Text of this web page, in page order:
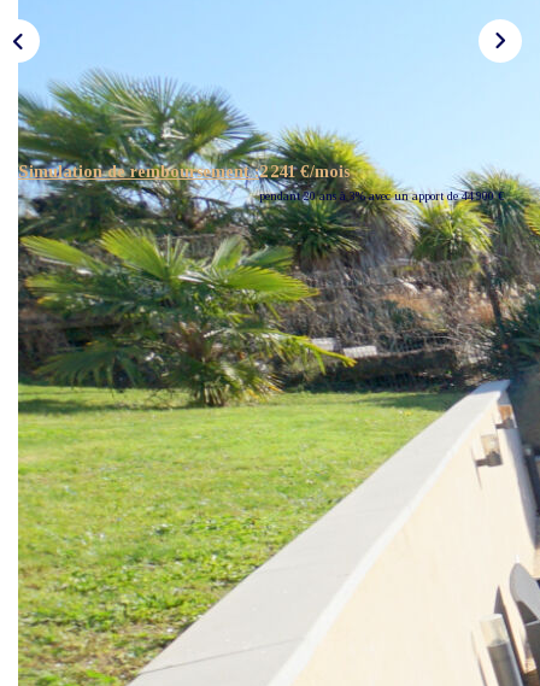
CONTACT
Simulation de remboursement :2 241 €/mois
pendant 20 ans à 3% avec un apport de 44 900 €
Description
Réf : 293
Découvrez cette propriété unique sur le marché !
Cette ancienne bâtisse en pierre a été entièrement réhabilitée aux
dernières normes, offrant un subtil mélange entre le charme de
l'authentique et le confort du moderne.
La visite débute par une magnifique pièce de vie, spacieuse et
chaleureuse, où chaque espace est harmonieusement défini : une
cuisine américaine moderne, un salon familial agrémenté d'un
poêle à bois, ainsi qu'une salle à manger conviviale.